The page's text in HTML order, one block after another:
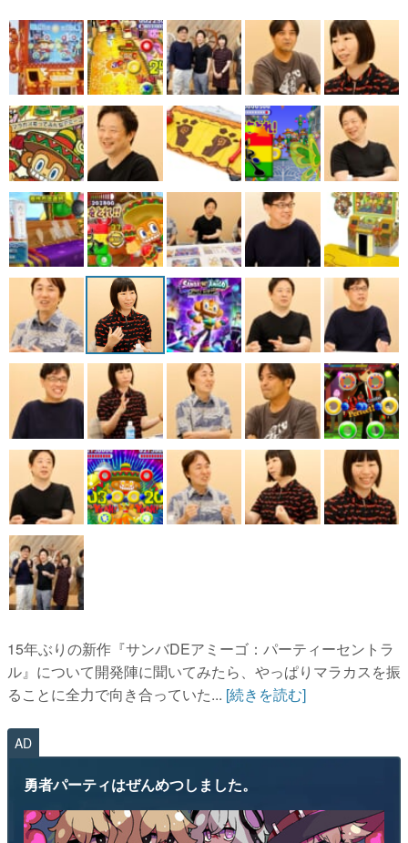
アプリレビュー
その他
電ファミニコゲーマーとは？
運営：株式会社マレ
15年ぶりの新作『サンバDEアミーゴ：パーティーセントラ
ル』について開発陣に聞いてみたら、やっぱりマラカスを振
ることに全力で向き合っていた... [続きを読む]
AD
勇者パーティはぜんめつしました。